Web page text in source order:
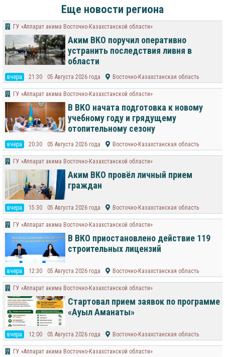
Еще новости региона
ГУ «Аппарат акима Восточно-Казахстанской области»
Аким ВКО поручил оперативно
устранить последствия ливня в
области
вчера 21:30 05 Августа 2026 года Восточно-Казахстанская область
ГУ «Аппарат акима Восточно-Казахстанской области»
В ВКО начата подготовка к новому
учебному году и грядущему
отопительному сезону
вчера 20:30 05 Августа 2026 года Восточно-Казахстанская область
ГУ «Аппарат акима Восточно-Казахстанской области»
Аким ВКО провёл личный прием
граждан
вчера 15:30 05 Августа 2026 года Восточно-Казахстанская область
ГУ «Аппарат акима Восточно-Казахстанской области»
В ВКО приостановлено действие 119
строительных лицензий
вчера 12:30 05 Августа 2026 года Восточно-Казахстанская область
ГУ «Аппарат акима Восточно-Казахстанской области»
Стартовал прием заявок по программе
«Ауыл Аманаты»
вчера 12:00 05 Августа 2026 года Восточно-Казахстанская область
ГУ «Аппарат акима Восточно-Казахстанской области»